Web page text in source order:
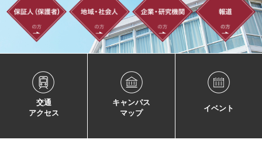
交通
アクセス
キャンパス
マップ
イベント